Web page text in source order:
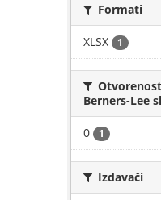
Formati
XLSX 1
Berners-Lee
0 1
Izdavači